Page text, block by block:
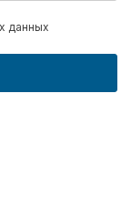
данных